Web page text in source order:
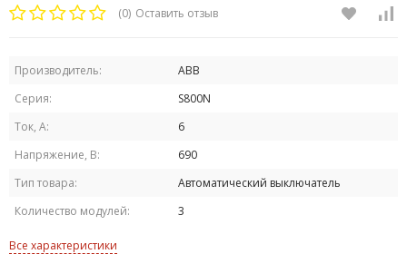
(0) Оставить отзыв
Производитель:
ABB
Серия:
S800N
Ток, А:
6
Напряжение, В:
690
Тип товара:
Автоматический выключатель
Количество модулей:
3
Все характеристики